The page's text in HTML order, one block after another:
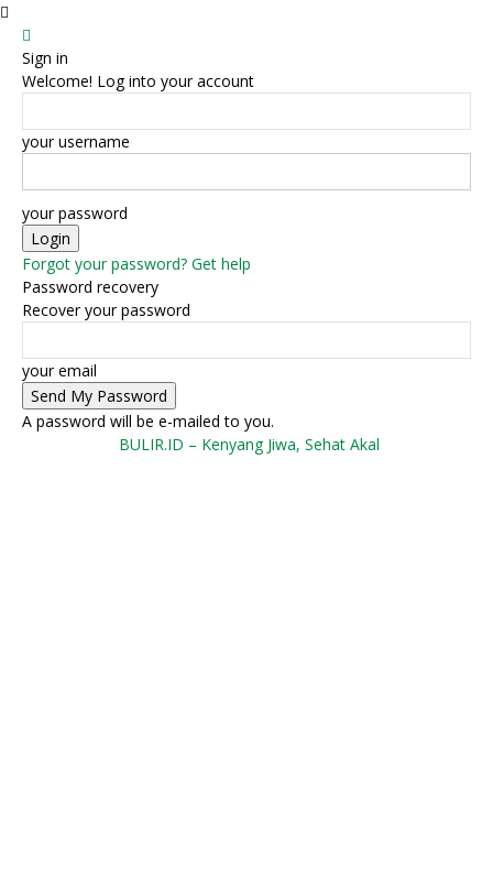
Sign in
Welcome! Log into your account
your username
your password
Forgot your password? Get help
Password recovery
Recover your password
your email
A password will be e-mailed to you.
BULIR.ID – Kenyang Jiwa, Sehat Akal